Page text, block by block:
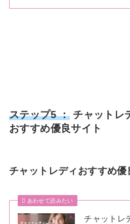
ステップ5 ：チャットレ
おすすめ優良サイト
チャットレディおすすめ優
あわせて読みたい
チャットレ